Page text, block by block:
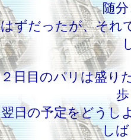
随
はずだったが、それ
２日目のパリは盛り
翌日の予定をどうし
し